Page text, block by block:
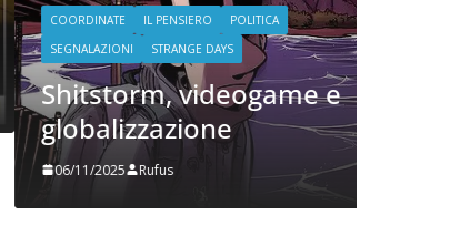
COORDINATE IL PENSIERO
POLITICA
SEGNALAZIONI
STRANGE DAYS
Shitstorm, videogame e
globalizzazione
06/11/2025 Rufus